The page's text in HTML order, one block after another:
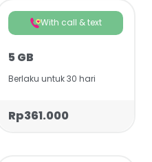
With call & text
5 GB
Berlaku untuk 30 hari
Rp361.000